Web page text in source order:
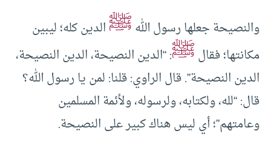
والنصيحة جعلها رسول اللهﷺالدين كله؛ ليبين
مكانتها؛ فقالﷺ: “الدين النصيحة، الدين النصيحة،
الدين النصيحة”. قال الراوي: قلنا: لمن يا رسول الله؟
قال: “لله، ولكتابه، ولرسوله، ولأئمة المسلمين
وعامتهم”؛ أي ليس هناك كبير على النصيحة.